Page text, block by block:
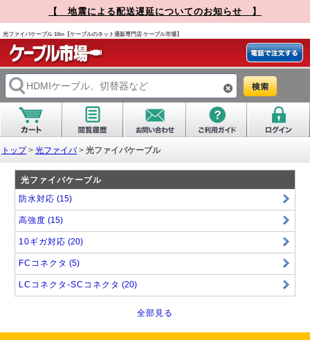
【 地震による配送遅延についてのお知らせ 】
光ファイバケーブル 10m【ケーブルのネット通販専門店 ケーブル市場】
トップ> 光ファイバ> 光ファイバケーブル
光ファイバケーブル
防水対応 (15)
高強度 (15)
10ギガ対応 (20)
FCコネクタ (5)
LCコネクタ-SCコネクタ (20)
全部見る